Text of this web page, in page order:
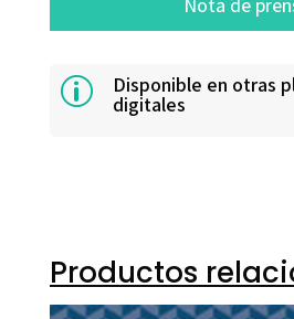
Nota de
p Disponible en otras
digitales
Productos